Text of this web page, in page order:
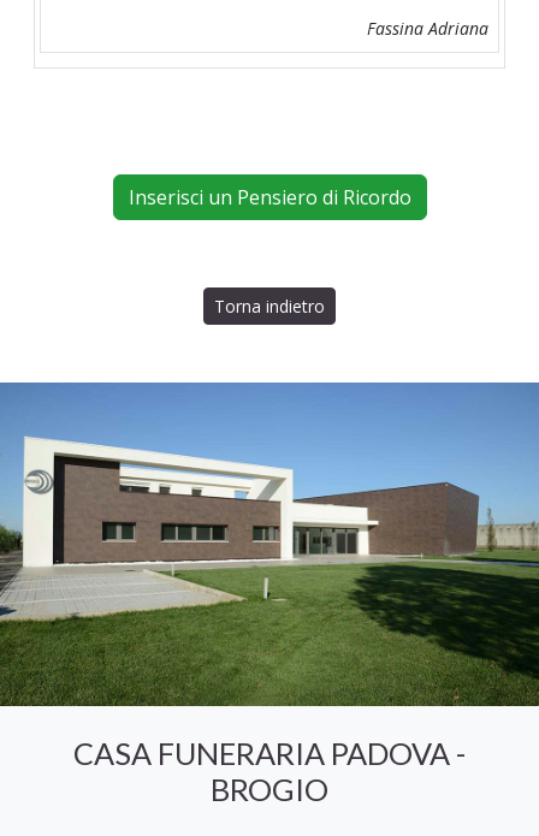
Fassina Adriana
Inserisci un Pensiero di Ricordo
Torna indietro
CASA FUNERARIA PADOVA -
BROGIO